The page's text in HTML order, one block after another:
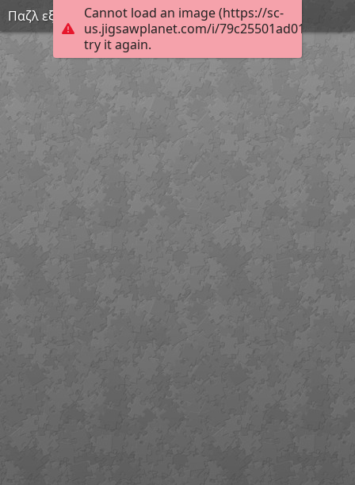
Cannot load an image (https://sc-
us.jigsawplanet.com/i/
try it again.
Παζλ εξωφύλλου Π.Τ.Ν. Τεύχος Ιουλίου 2021